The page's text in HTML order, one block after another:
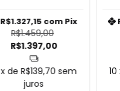
R$1.459,00
R$1.397,00
R$1.327,15 comPix
x deR$139,70 sem
juros
10